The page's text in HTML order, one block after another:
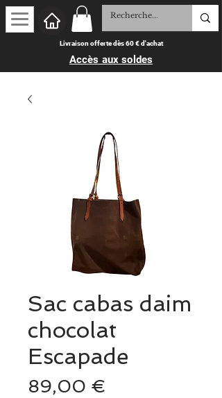
Livraison offerte dès 60 € d'achat
Accès aux soldes
Sac cabas daim
chocolat
Escapade
89,00 €